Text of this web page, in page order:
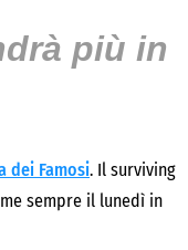
più in
dei Famosi. Il surviving
sempre il lunedì in